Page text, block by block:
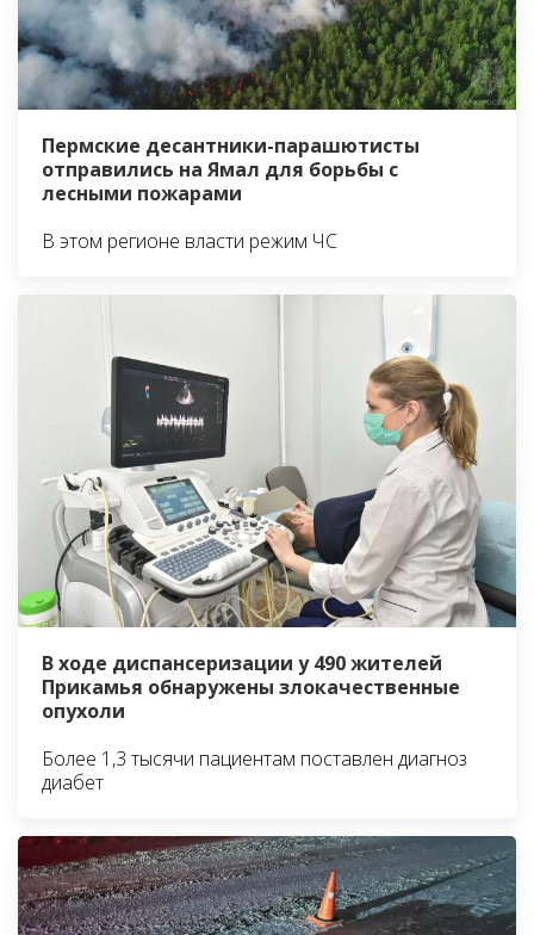
Пермские десантники-парашютисты
отправились на Ямал для борьбы с
лесными пожарами
В этом регионе власти режим ЧС
В ходе диспансеризации у 490 жителей
Прикамья обнаружены злокачественные
опухоли
Более 1,3 тысячи пациентам поставлен диагноз
диабет